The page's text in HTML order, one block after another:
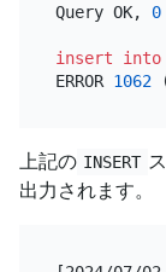
Query OK, 0
insert into
ERROR 1062
上記の INSERT
出力されます。